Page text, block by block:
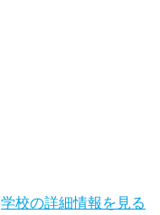
学校の詳細情報を見る